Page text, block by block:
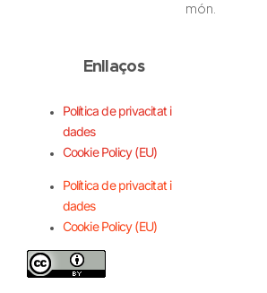
món.
Enllaços
Política de privacitat i
dades
Cookie Policy (EU)
Política de privacitat i
dades
Cookie Policy (EU)